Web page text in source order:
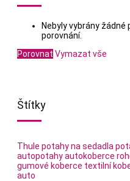
Nebyly vybrány žádné
porovnání.
Porovnat Vymazat vše
Štítky
Thule potahy na sedadla
autopotahyautokoberce
gumové koberce textilní
auto